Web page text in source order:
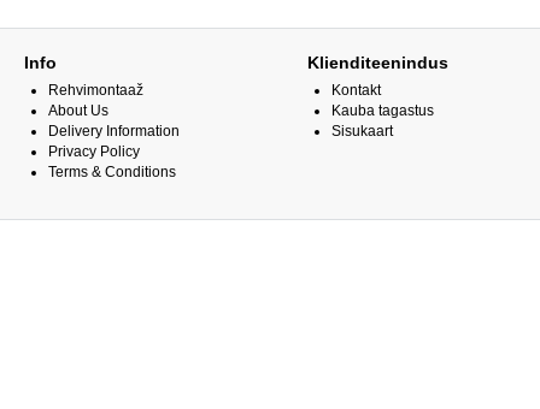
Info
Rehvimontaaž
About Us
Delivery Information
Privacy Policy
Terms & Conditions
Klienditeenindus
Kontakt
Kauba tagastus
Sisukaart